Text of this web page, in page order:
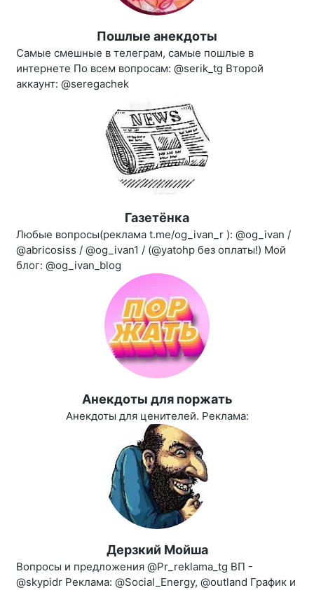
Пошлые анекдоты
Самые смешные в телеграм, самые пошлые в
интернете По всем вопросам: @serik_tg Второй
аккаунт: @seregachek
Газетёнка
Любые вопросы(реклама t.me/og_ivan_r ): @og_ivan /
@abricosiss / @og_ivan1 / (@yatohp без оплаты!) Мой
блог: @og_ivan_blog
Aнекдоты для поржать
Анекдоты для ценителей. Реклама:
Дерзкий Мойша
Вопросы и предложения @Pr_reklama_tg ВП -
@skypidr Реклама: @Social_Energy, @outland График и